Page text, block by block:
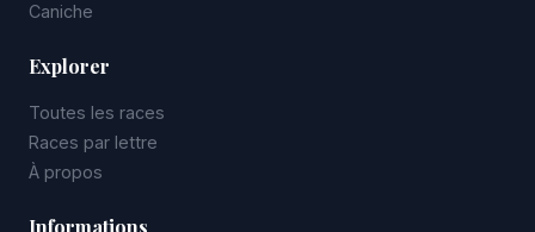
Caniche
Explorer
Toutes les races
Races par lettre
À propos
Informations